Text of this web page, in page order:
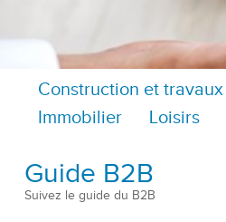
Construction et travaux
Immobilier
Loisirs
Guide B2B
Suivez le guide du B2B